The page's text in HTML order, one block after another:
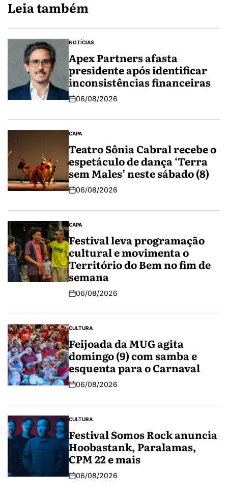
Leia também
NOTÍCIAS
Apex Partners afasta
presidente após identificar
inconsistências financeiras
06/08/2026
CAPA
Teatro Sônia Cabral recebe o
espetáculo de dança ‘Terra
sem Males’ neste sábado (8)
06/08/2026
CAPA
Festival leva programação
cultural e movimenta o
Território do Bem no fim de
semana
06/08/2026
CULTURA
Feijoada da MUG agita
domingo (9) com samba e
esquenta para o Carnaval
06/08/2026
CULTURA
Festival Somos Rock anuncia
Hoobastank, Paralamas,
CPM 22 e mais
06/08/2026